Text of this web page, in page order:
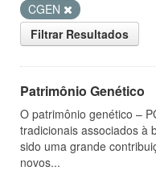
CGEN
Filtrar Resultados
Patrimônio Genético
O patrimônio genético –
tradicionais associados à
sido uma grande
novos...